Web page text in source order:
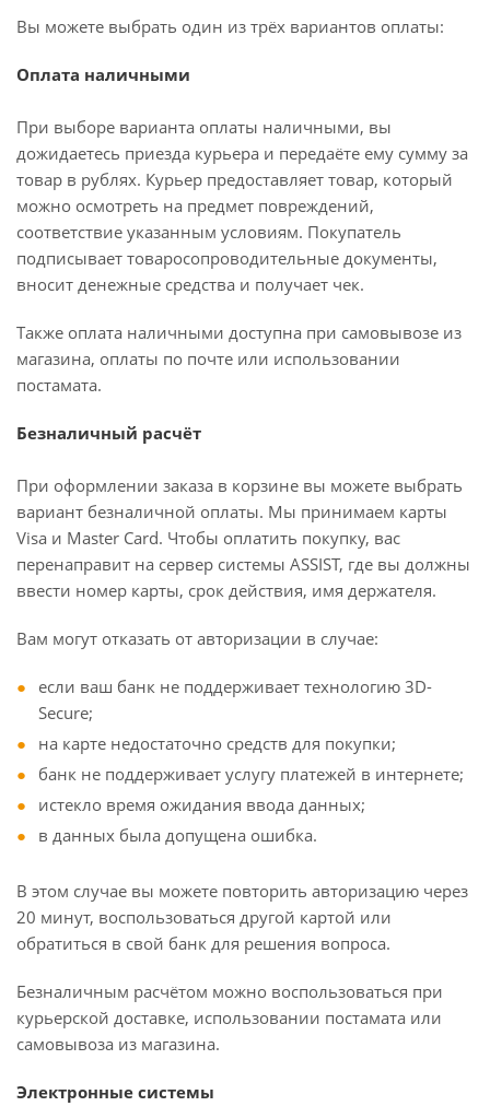
Вы можете выбрать один из трёх вариантов оплаты:
Оплата наличными
При выборе варианта оплаты наличными, вы
дожидаетесь приезда курьера и передаёте ему сумму за
товар в рублях. Курьер предоставляет товар, который
можно осмотреть на предмет повреждений,
соответствие указанным условиям. Покупатель
подписывает товаросопроводительные документы,
вносит денежные средства и получает чек.
Также оплата наличными доступна при самовывозе из
магазина, оплаты по почте или использовании
постамата.
Безналичный расчёт
При оформлении заказа в корзине вы можете выбрать
вариант безналичной оплаты. Мы принимаем карты
Visa и Master Card. Чтобы оплатить покупку, вас
перенаправит на сервер системы ASSIST, где вы должны
ввести номер карты, срок действия, имя держателя.
Вам могут отказать от авторизации в случае:
если ваш банк не поддерживает технологию 3D-
Secure;
на карте недостаточно средств для покупки;
банк не поддерживает услугу платежей в интернете;
истекло время ожидания ввода данных;
в данных была допущена ошибка.
В этом случае вы можете повторить авторизацию через
20 минут, воспользоваться другой картой или
обратиться в свой банк для решения вопроса.
Безналичным расчётом можно воспользоваться при
курьерской доставке, использовании постамата или
самовывоза из магазина.
Электронные системы